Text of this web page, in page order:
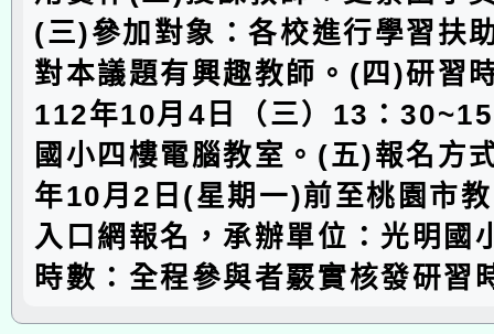
(三)參加對象：各校進行學習扶
對本議題有興趣教師。(四)研習
112年10月4日（三）13：
國小四樓電腦教室。(五)報名方
年10月2日(星期一)前至桃園市
入口網報名，承辦單位：光明國
時數：全程參與者覈實核發研習